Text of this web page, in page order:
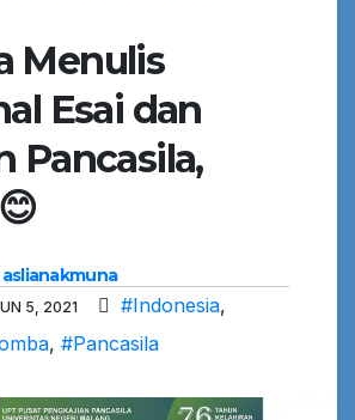
Menulis
Esai dan
Pancasila,
aslianakmuna
5, 2021 #Indonesia,
, #Pancasila